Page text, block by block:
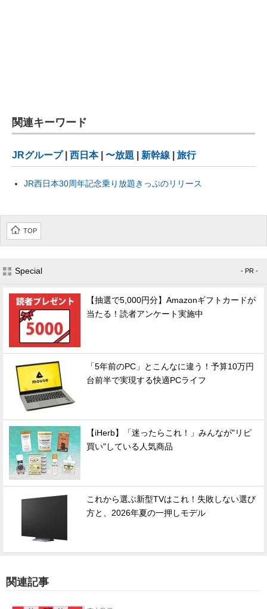
関連キーワード
JRグループ| 西日本| 〜放題 新幹線 旅行
JR西日本30周年記念乗り放題きっぷのリリース
TOP
Special - PR -
【抽選で5,000円分】Amazonギフトカードが
当たる！読者アンケート実施中
「5年前のPC」とこんなに違う！予算10万円
台前半で実現する快適PCライフ
【iHerb】「迷ったらこれ！」みんなが"リピ
買い"している人気商品
これから選ぶ新型TVはこれ！失敗しない選び
方と、2026年夏の一押しモデル
関連記事